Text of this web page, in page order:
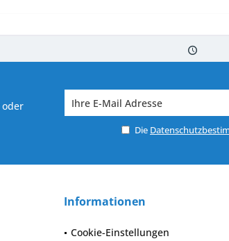
oder
Die
Informationen
Cookie-Einstellungen